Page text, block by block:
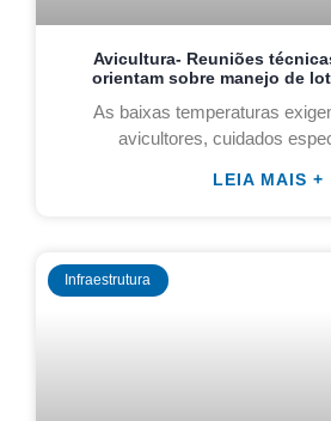
Avicultura- Reuniões
orientam sobre manejo de
As baixas temperaturas
avicultores, cuidados
LEIA MAIS +
Infraestrutura